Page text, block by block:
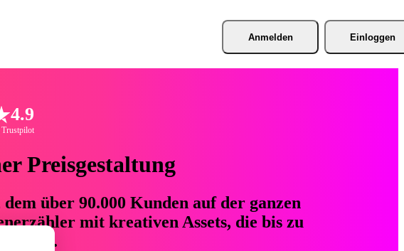
Anmelden Einloggen
4.9
Preisgestaltung
über 90.000 Kunden auf der ganzen
mit kreativen Assets, die bis zu